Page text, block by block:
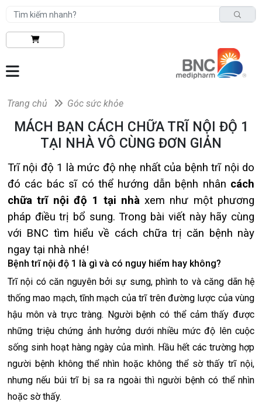
Trang chủ Góc sức khỏe
MÁCH BẠN CÁCH CHỮA TRĨ NỘI ĐỘ 1
TẠI NHÀ VÔ CÙNG ĐƠN GIẢN
Trĩ nội độ 1 là mức độ nhẹ nhất của bệnh trĩ nội do
đó các bác sĩ có thể hướng dẫn bệnh nhân cách
chữa trĩ nội độ 1 tại nhàxem như một phương
pháp điều trị bổ sung. Trong bài viết này hãy cùng
với BNC tìm hiểu về cách chữa trị căn bệnh này
ngay tại nhà nhé!
Bệnh trĩ nội độ 1 là gì và có nguy hiểm hay không?
Trĩ nội có căn nguyên bởi sự sưng, phình to và căng dãn hệ
thống mao mạch, tĩnh mạch của trĩ trên đường lược của vùng
hậu môn và trực tràng. Người bệnh có thể cảm thấy được
những triệu chứng ảnh hưởng dưới nhiều mức độ lên cuộc
sống sinh hoạt hàng ngày của mình. Hầu hết các trường hợp
người bệnh không thể nhìn hoặc không thể sờ thấy trĩ nội,
nhưng nếu búi trĩ bị sa ra ngoài thì người bệnh có thể nhìn
hoặc sờ thấy.